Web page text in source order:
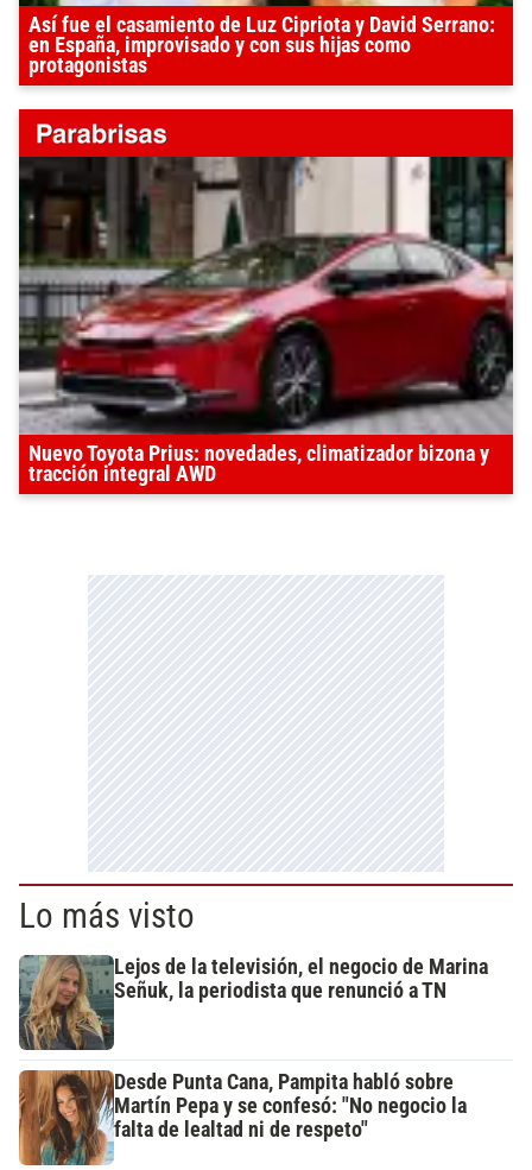
Así fue el casamiento de Luz Cipriota y David Serrano:
en España, improvisado y con sus hijas como
protagonistas
Nuevo Toyota Prius: novedades, climatizador bizona y
tracción integral AWD
Lo más visto
Lejos de la televisión, el negocio de Marina
Señuk, la periodista que renunció a TN
Desde Punta Cana, Pampita habló sobre
Martín Pepa y se confesó: "No negocio la
falta de lealtad ni de respeto"